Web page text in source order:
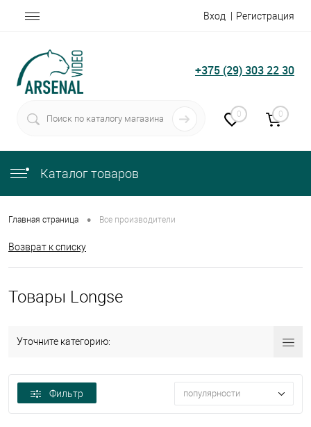
Вход Регистрация
+375 (29) 303 22 30
0 0
Каталог товаров
Главная страница • Все производители
Возврат к списку
Товары Longse
Уточните категорию:
Фильтр популярности